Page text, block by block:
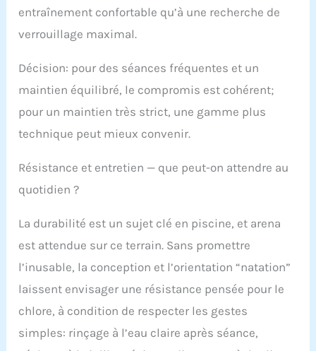
entraînement confortable qu’à une recherche de
verrouillage maximal.
Décision: pour des séances fréquentes et un
maintien équilibré, le compromis est cohérent;
pour un maintien très strict, une gamme plus
technique peut mieux convenir.
Résistance et entretien — que peut-on attendre au
quotidien ?
La durabilité est un sujet clé en piscine, et arena
est attendue sur ce terrain. Sans promettre
l’inusable, la conception et l’orientation “natation”
laissent envisager une résistance pensée pour le
chlore, à condition de respecter les gestes
simples: rinçage à l’eau claire après séance,